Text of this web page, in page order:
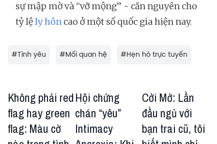
sự mập mờ và “vỡ mộng” - căn nguyên cho
tỷ lệly hôn cao ở một số quốc gia hiện nay.
#Tình yêu #Mối quan hệ #Hẹn hò trực tuyến
Không phải red
flag hay green
flag: Màu cờ
Hội chứng
chán “yêu”
Intimacy
Cởi Mở: Lần
đầu ngủ với
bạn trai cũ, tôi